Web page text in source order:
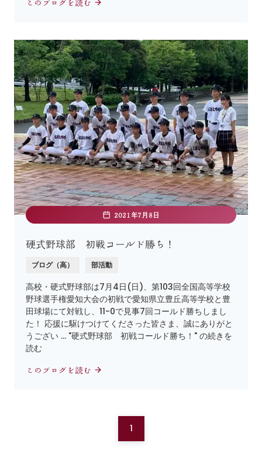
このブログを読む
2021年7月8日
硬式野球部 初戦コールド勝ち！
ブログ（高） 部活動
高校・硬式野球部は7月4日(日)、第103回全国高等学校
野球選手権愛知大会の初戦で愛知県立豊丘高等学校と豊
田球場にて対戦し、11-0で見事7回コールド勝ちしまし
た！ 応援に駆けつけてくださった皆さま、誠にありがと
うござい … "硬式野球部 初戦コールド勝ち！" の続きを
読む
このブログを読む
1